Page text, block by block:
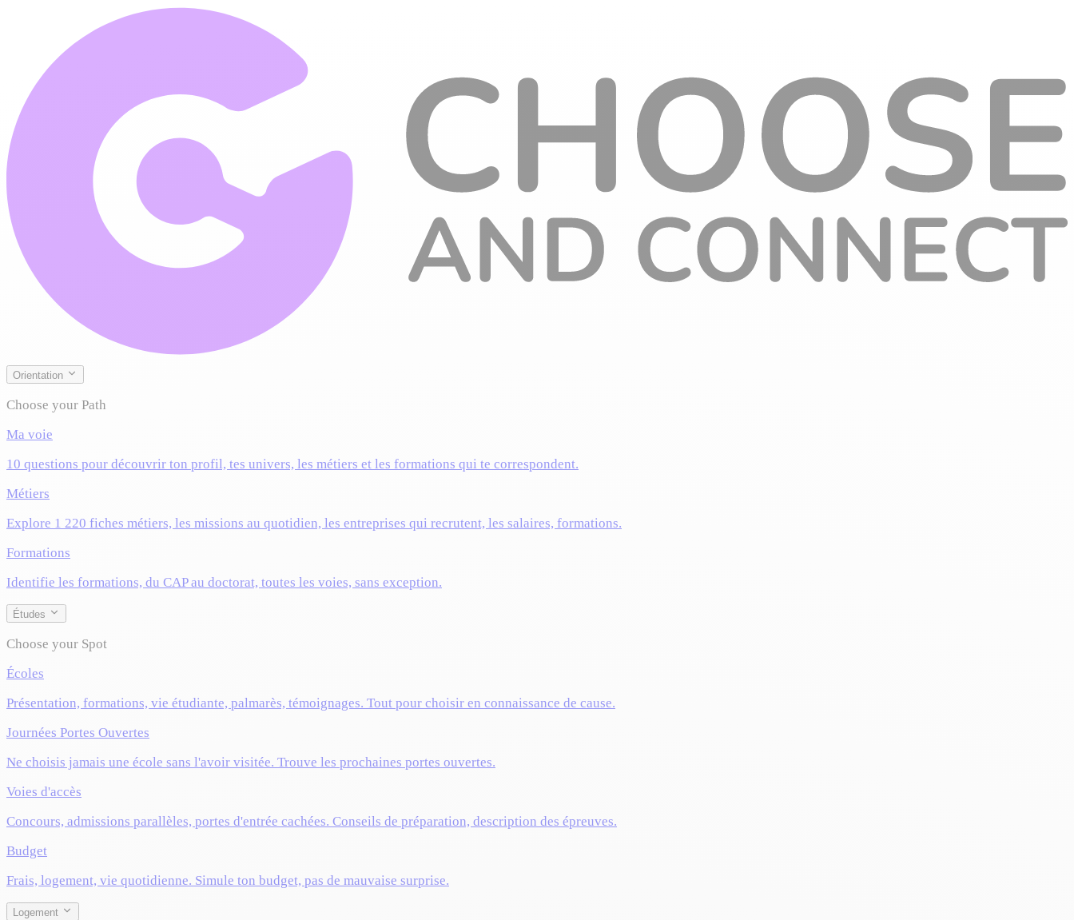
Orientation
Choose your Path
Ma voie
10 questions pour découvrir ton profil, tes univers, les métiers et les formations qui te correspondent.
Métiers
Explore 1 220 fiches métiers, les missions au quotidien, les entreprises qui recrutent, les salaires, formations.
Formations
Identifie les formations, du CAP au doctorat, toutes les voies, sans exception.
Études
Choose your Spot
Écoles
Présentation, formations, vie étudiante, palmarès, témoignages. Tout pour choisir en connaissance de cause.
Journées Portes Ouvertes
Ne choisis jamais une école sans l'avoir visitée. Trouve les prochaines portes ouvertes.
Voies d'accès
Concours, admissions parallèles, portes d'entrée cachées. Conseils de préparation, description des épreuves.
Budget
Frais, logement, vie quotidienne. Simule ton budget, pas de mauvaise surprise.
Logement